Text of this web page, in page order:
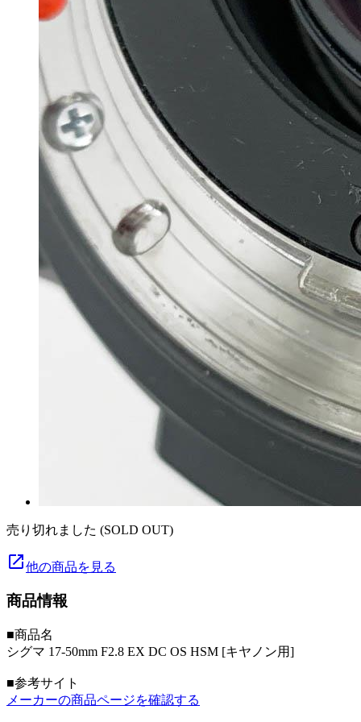
売り切れました (SOLD OUT)
launch他の商品を見る
商品情報
■商品名
シグマ 17-50mm F2.8 EX DC OS HSM [キヤノン用]
■参考サイト
メーカーの商品ページを確認する